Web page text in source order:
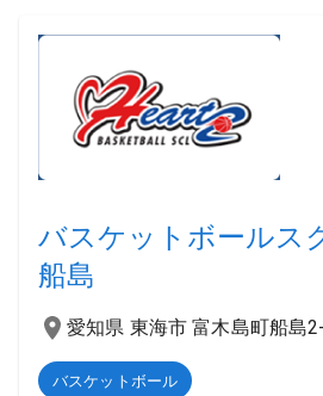
ト
バスケットボールス
船島
愛知県 東海市 富木島町船島
バスケットボール